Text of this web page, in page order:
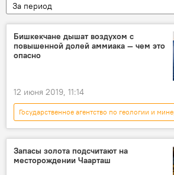
За период
Бишкекчане дышат воздухом с
повышенной долей аммиака — чем это
опасно
12 июня 2019, 11:14
Новости
Кыргызстан
Бишкек
воздух
экология
Запасы золота подсчитают на
месторождении Чаарташ